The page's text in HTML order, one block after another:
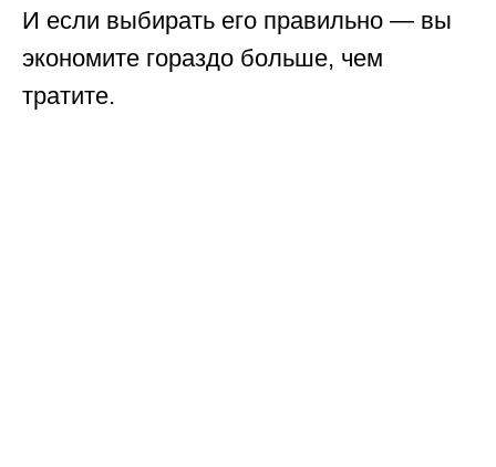
И если выбирать его правильно — вы
экономите гораздо больше, чем
тратите.